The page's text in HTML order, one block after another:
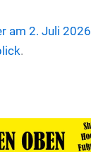
am 2. Juli 2026
.